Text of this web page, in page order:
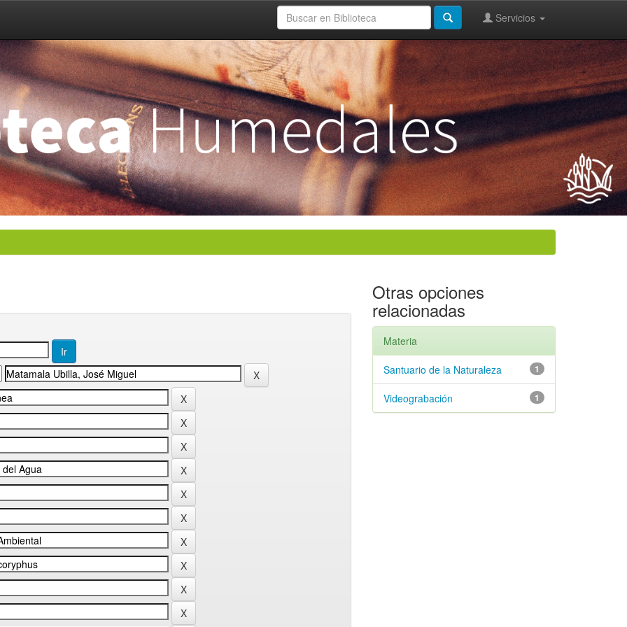
Servicios
Otras opciones
relacionadas
Materia
1
Santuario de la Naturaleza
1
Videograbación